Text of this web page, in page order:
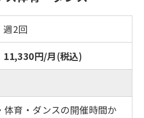
週2回
11,330円/月(税込)
体育・ダンスの開催時間か